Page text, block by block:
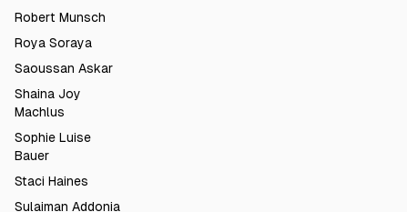
Robert Munsch
Roya Soraya
Saoussan Askar
Shaina Joy
Machlus
Sophie Luise
Bauer
Staci Haines
Sulaiman Addonia